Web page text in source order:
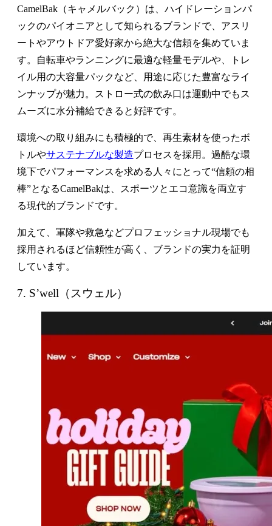
CamelBak（キャメルバック）は、ハイドレーションパ
ックのパイオニアとして知られるブランドで、アスリ
ートやアウトドア愛好家から絶大な信頼を集めていま
す。自転車やランニングに最適な軽量モデルや、トレ
イル用の大容量パックなど、用途に応じた豊富なライ
ンナップが魅力。ストロー式の飲み口は運動中でもス
ムーズに水分補給できると好評です。
環境への取り組みにも積極的で、再生素材を使ったボ
トルやサステナブルな製造プロセスを採用。過酷な環
境下でパフォーマンスを求める人々にとって“信頼の相
棒”となるCamelBakは、スポーツとエコ意識を両立す
る現代的ブランドです。
加えて、軍隊や救急などプロフェッショナル現場でも
採用されるほど信頼性が高く、ブランドの実力を証明
しています。
7. S’well（スウェル）